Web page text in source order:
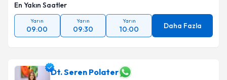
En Yakın Saatler
Yarın
09:00
Yarın
09:30
Yarın
10:00 Daha Fazla
Dt. Seren Polater